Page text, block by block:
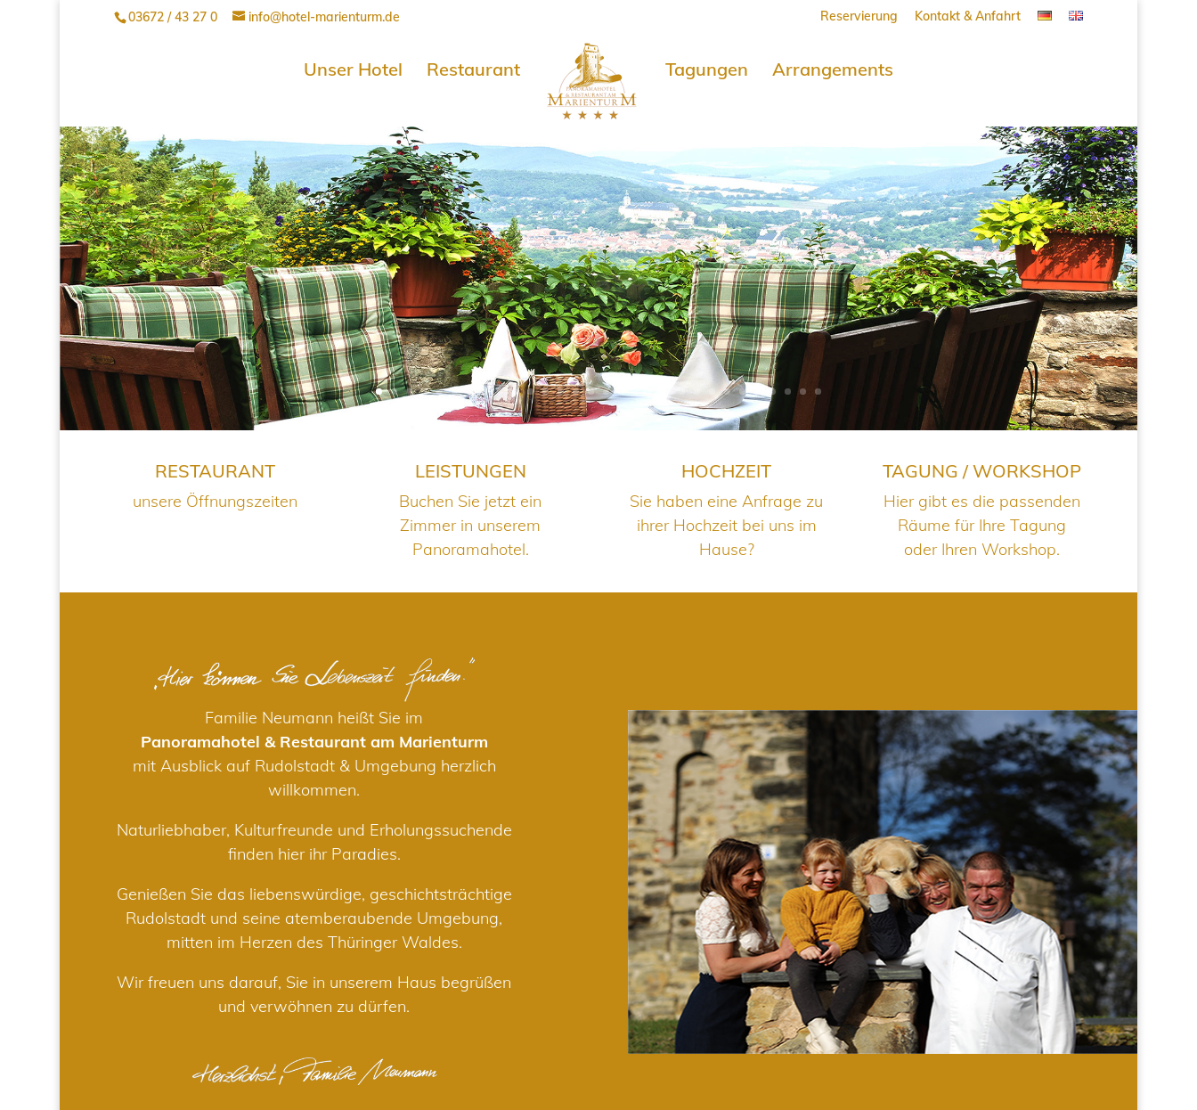
03672 / 43 27 0 info@hotel-marienturm.de Reservierung Kontakt & Anfahrt
Unser Hotel Restaurant Tagungen Arrangements
RESTAURANT
unsere Öffnungszeiten
LEISTUNGEN
Buchen Sie jetzt ein
Zimmer in unserem
Panoramahotel.
HOCHZEIT
Sie haben eine Anfrage zu
ihrer Hochzeit bei uns im
Hause?
TAGUNG / WORKSHOP
Hier gibt es die passenden
Räume für Ihre Tagung
oder Ihren Workshop.
Familie Neumann heißt Sie im
Panoramahotel & Restaurant am Marienturm
mit Ausblick auf Rudolstadt & Umgebung herzlich
willkommen.
Naturliebhaber, Kulturfreunde und Erholungssuchende
finden hier ihr Paradies.
Genießen Sie das liebenswürdige, geschichtsträchtige
Rudolstadt und seine atemberaubende Umgebung,
mitten im Herzen des Thüringer Waldes.
Wir freuen uns darauf, Sie in unserem Haus begrüßen
und verwöhnen zu dürfen.